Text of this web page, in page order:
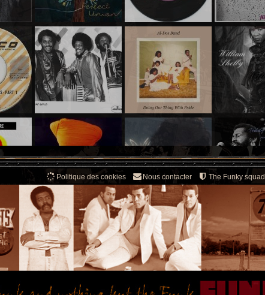
The Funky squad
Nous contacter
Politique des cookies